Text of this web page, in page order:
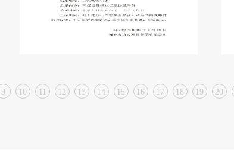
9 10 11 12 13 14 15 16 17 18 19 20